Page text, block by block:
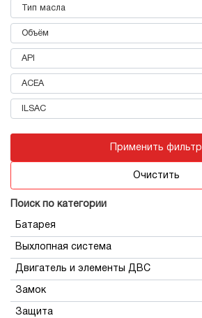
SHELL
SUBARU
SUZUKI
TOYOTA
10W50
10W60
15W40
15W50
15W60
20W50
20W60
5W50
Применить фильтр
Очистить
Поиск по категории
Батарея
Выхлопная система
Двигатель и элементы ДВС
Замок
Защита